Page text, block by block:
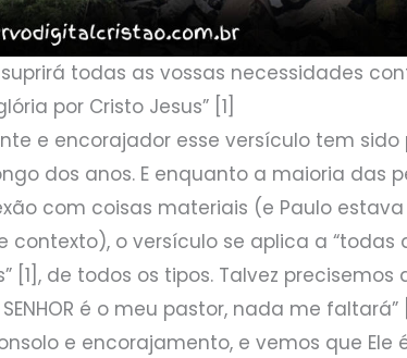
suprirá todas as vossas necessidades
por Cristo Jesus” [1]
e encorajador esse versículo tem sido
dos anos. E enquanto a maioria das
com coisas materiais (e Paulo
contexto), o versículo se aplica a “todas
[1], de todos os tipos. Talvez precisemos
é o meu pastor, nada me
e encorajamento, e vemos que Ele